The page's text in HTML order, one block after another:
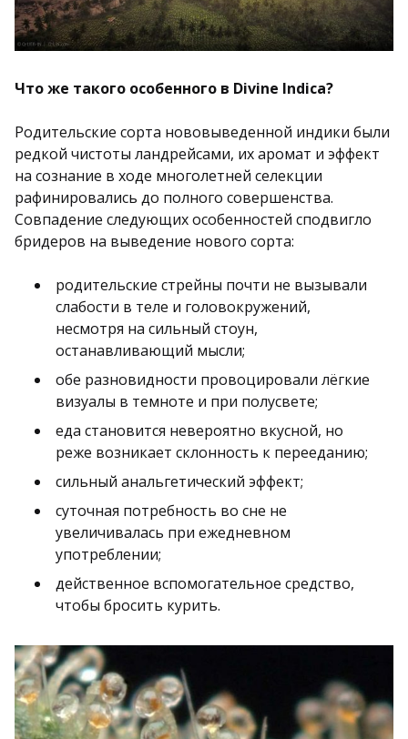
Что же такого особенного в Divine Indica?
Родительские сорта нововыведенной индики были
редкой чистоты ландрейсами, их аромат и эффект
на сознание в ходе многолетней селекции
рафинировались до полного совершенства.
Совпадение следующих особенностей сподвигло
бридеров на выведение нового сорта:
родительские стрейны почти не вызывали
слабости в теле и головокружений,
несмотря на сильный стоун,
останавливающий мысли;
обе разновидности провоцировали лёгкие
визуалы в темноте и при полусвете;
еда становится невероятно вкусной, но
реже возникает склонность к перееданию;
сильный анальгетический эффект;
суточная потребность во сне не
увеличивалась при ежедневном
употреблении;
действенное вспомогательное средство,
чтобы бросить курить.